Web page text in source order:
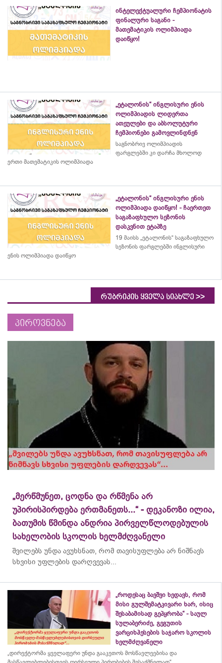
ინტელექტუალური ჩემპიონატის
ფინალური საგანი -
მათემატიკის ოლიმპიადა
დაიწყო!
„ეტალონის“ ინგლისური ენის
ოლიმპიადის ლიდერთა
ათეულები და აბსოლუტური
ჩემპიონები გამოვლინდნენ
საგნობრივ ოლიმპიადის
ფარგლებში კი დარჩა მხოლოდ
ერთი მათემატიკის ოლიმპიადა
„ეტალონის“ ინგლისური ენის
ოლიმპიადა დაიწყო! - ჩაერთეთ
საგაზაფხულო სეზონის
დასკვნით ეტაპზე
19 მაისს „ეტალონის“ საგაზაფხულო
სეზონის ფარგლებში ინგლისური
ენის ოლიმპიადა დაიწყო
რუბრიკის ყველა სიახლე >>
პიროვნება
„მერწმუნეთ, ცოდნა და რწმენა არ
უპირისპირდება ერთმანეთს...“ - დეკანოზი ილია,
ბათუმის წმინდა ანდრია პირველწლოდებულის
სახელობის სკოლის ხელმძღვანელი
შვილებს უნდა ავუხსნათ, რომ თავისუფლება არ ნიშნავს
სხვისი უფლების დარღვევას...
„როდესაც ბავშვი ხედავს, რომ
მისი გულშემატკივარი ხარ, ისიც
შესაბამისად გეპყრობა“ - საულ
სულაბერიძე, გეგუთის
ვარციხჰესების საჯარო სკოლის
ხელმძღვანელი
„დირექტორმა ყველაფერი უნდა გააკეთოს მოსწავლეებისა და